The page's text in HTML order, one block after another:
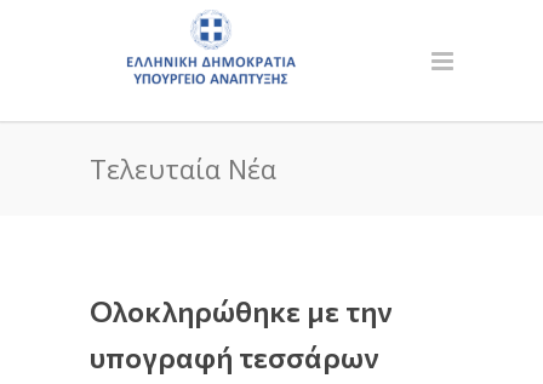
Τελευταία Νέα
Ολοκληρώθηκε με την
υπογραφή τεσσάρων